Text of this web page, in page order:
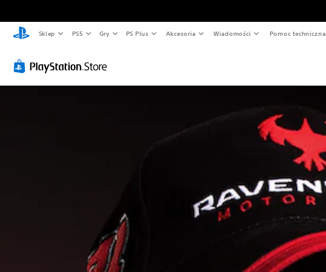
Sklep PS5 Gry PS Plus Akcesoria Wiadomości Pomoc techniczna